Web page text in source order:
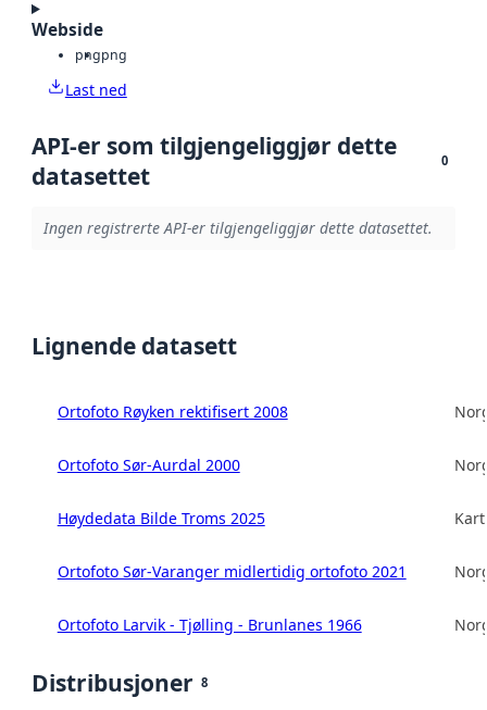
Webside
pngpng
Last ned
API-er som tilgjengeliggjør dette
datasettet
0
Ingen registrerte API-er tilgjengeliggjør dette datasettet.
Lignende datasett
Ortofoto Røyken rektifisert 2008
Ortofoto Sør-Aurdal 2000
Høydedata Bilde Troms 2025
Ortofoto Sør-Varanger midlertidig ortofoto 2021
Ortofoto Larvik - Tjølling - Brunlanes 1966
Distribusjoner 8